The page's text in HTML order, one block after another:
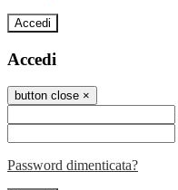
Accedi
Accedi
button close ×
Password dimenticata?